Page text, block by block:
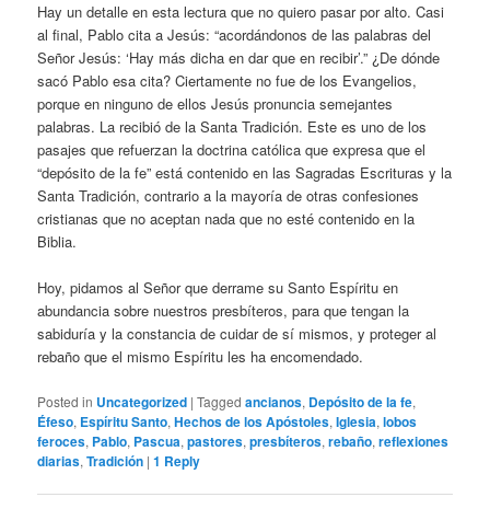
Hay un detalle en esta lectura que no quiero pasar por alto. Casi
al final, Pablo cita a Jesús: “acordándonos de las palabras del
Señor Jesús: ‘Hay más dicha en dar que en recibir’.” ¿De dónde
sacó Pablo esa cita? Ciertamente no fue de los Evangelios,
porque en ninguno de ellos Jesús pronuncia semejantes
palabras. La recibió de la Santa Tradición. Este es uno de los
pasajes que refuerzan la doctrina católica que expresa que el
“depósito de la fe” está contenido en las Sagradas Escrituras y la
Santa Tradición, contrario a la mayoría de otras confesiones
cristianas que no aceptan nada que no esté contenido en la
Biblia.
Hoy, pidamos al Señor que derrame su Santo Espíritu en
abundancia sobre nuestros presbíteros, para que tengan la
sabiduría y la constancia de cuidar de sí mismos, y proteger al
rebaño que el mismo Espíritu les ha encomendado.
Posted in Uncategorized |Tagged ancianos, Depósito de la fe,
Éfeso, Espíritu Santo,Hechos de los Apóstoles,Iglesia,lobos
feroces, Pablo, Pascua,pastores,presbíteros,rebaño,reflexiones
diarias,Tradición |1 Reply